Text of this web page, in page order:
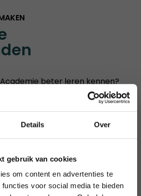
Details Over
gebruik van cookies
om content en advertenties te
voor social media te bieden
beter leren kennen?
welkom op onze infoavonden
14:00
21:00